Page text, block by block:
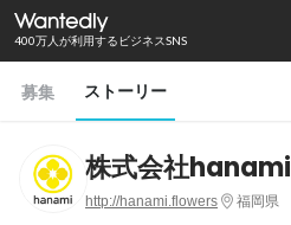
400万人が利用するビジネスSNS
募集 ストーリー
株式会社hanami
http://hanami.flowers 福岡県